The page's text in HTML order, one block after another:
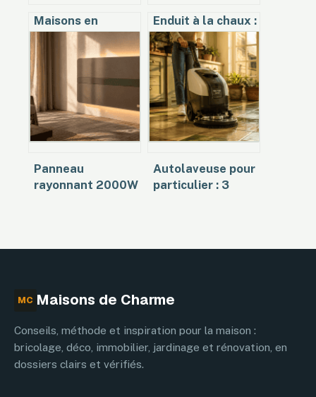
Maisons en
torchis modernes :
techniques, coûts
et avantages
écologiques
Enduit à la chaux :
3 couches pour
des murs sains et
durables
Panneau
rayonnant 2000W
grands espaces
Autolaveuse pour
particulier : 3
MC Maisons de Charme
Conseils, méthode et inspiration pour la maison :
bricolage, déco, immobilier, jardinage et rénovation, en
dossiers clairs et vérifiés.